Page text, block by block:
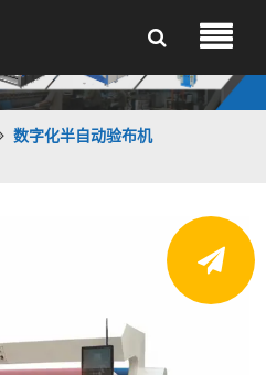
数字化半自动验布机